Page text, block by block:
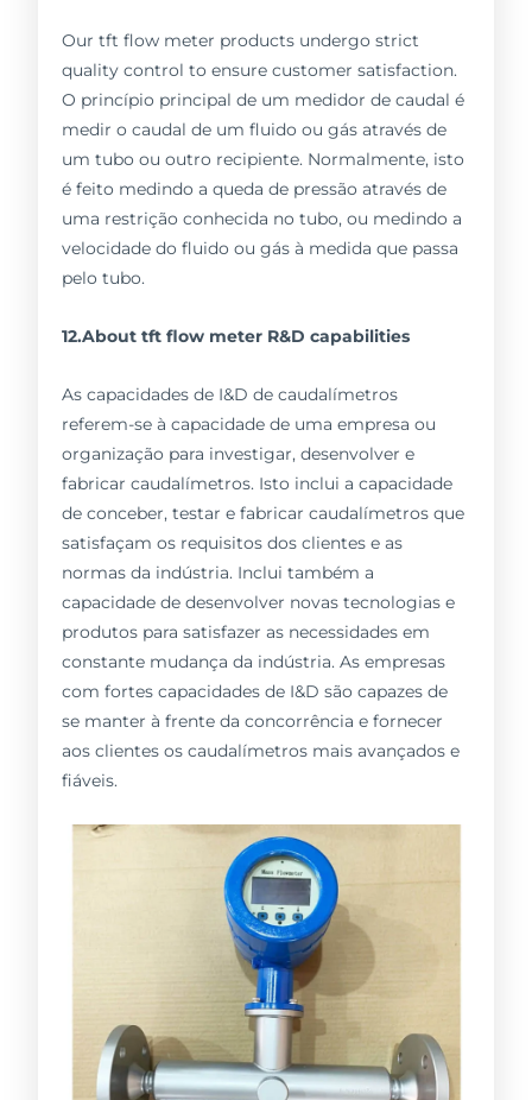
Our tft flow meter products undergo strict
quality control to ensure customer satisfaction.
O princípio principal de um medidor de caudal é
medir o caudal de um fluido ou gás através de
um tubo ou outro recipiente. Normalmente, isto
é feito medindo a queda de pressão através de
uma restrição conhecida no tubo, ou medindo a
velocidade do fluido ou gás à medida que passa
pelo tubo.
12.About tft flow meter R&D capabilities
As capacidades de I&D de caudalímetros
referem-se à capacidade de uma empresa ou
organização para investigar, desenvolver e
fabricar caudalímetros. Isto inclui a capacidade
de conceber, testar e fabricar caudalímetros que
satisfaçam os requisitos dos clientes e as
normas da indústria. Inclui também a
capacidade de desenvolver novas tecnologias e
produtos para satisfazer as necessidades em
constante mudança da indústria. As empresas
com fortes capacidades de I&D são capazes de
se manter à frente da concorrência e fornecer
aos clientes os caudalímetros mais avançados e
fiáveis.